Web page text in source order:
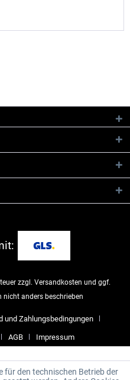
zzgl. Versandkosten und ggf.
nicht anders beschrieben
und Zahlungsbedingungen
AGB Impressum
für den technischen Betrieb der